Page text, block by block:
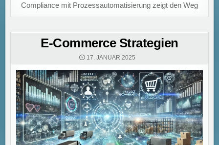
Compliance mit Prozessautomatisierung zeigt den Weg
E-Commerce Strategien
17. JANUAR 2025